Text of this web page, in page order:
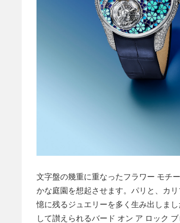
文字盤の幾重に重なったフラワー モチ
かな庭園を想起させます。パリと、カ
憶に残るジュエリーを多く生み出しま
して讃えられるバード オン ア ロック